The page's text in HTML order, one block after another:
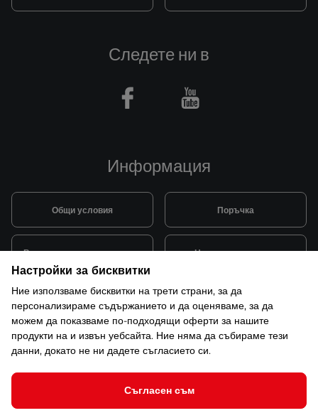
Информация
Общи условия Поръчка
Видове и цена за транспорт Начини на плащане
Система за лоялни клиенти Монтаж и поддръжка
Рекламации и гаранция
Следете ни в
Facebook Youtube
Настройки за бисквитки
Ние използваме бисквитки на трети страни, за да
персонализираме съдържанието и да оценяваме, за да
можем да показваме по-подходящи оферти за нашите
продукти на и извън уебсайта. Ние няма да събираме тези
данни, докато не ни дадете съгласието си.
Съгласен съм